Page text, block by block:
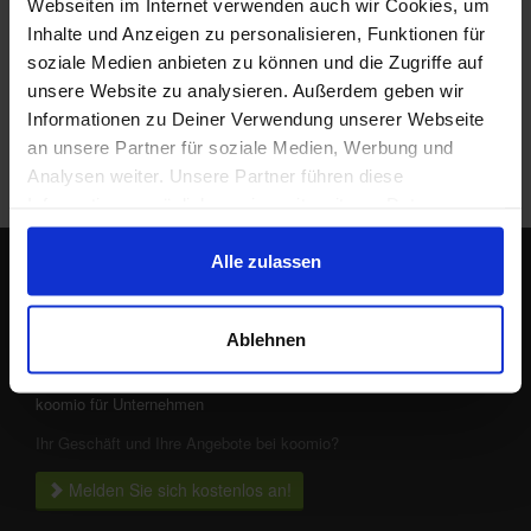
Webseiten im Internet verwenden auch wir Cookies, um
Inhalte und Anzeigen zu personalisieren, Funktionen für
soziale Medien anbieten zu können und die Zugriffe auf
unsere Website zu analysieren. Außerdem geben wir
Informationen zu Deiner Verwendung unserer Webseite
an unsere Partner für soziale Medien, Werbung und
Analysen weiter. Unsere Partner führen diese
zusammen, die Du ihnen bereitgestellt hast oder die sie
im Rahmen Deiner Nutzung der Dienste gesammelt
haben.
Alle zulassen
Ablehnen
Das Produkt alternativ suchen bei:
Lokale Angebote in Deiner Nähe
koomio für Unternehmen
Ihr Geschäft und Ihre Angebote bei koomio?
Melden Sie sich kostenlos an!